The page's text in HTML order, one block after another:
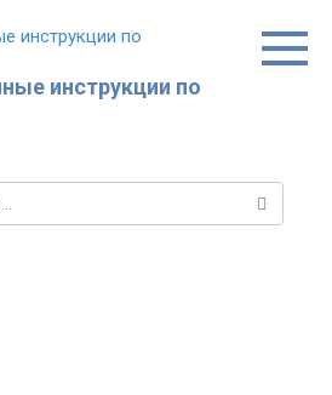
инструкции по